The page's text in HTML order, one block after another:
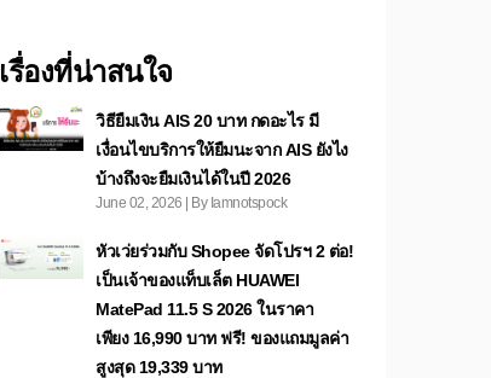
เรื่องที่น่าสนใจ
วิธียืมเงิน AIS 20 บาท กดอะไร มี
เงื่อนไขบริการให้ยืมนะจาก AIS ยังไง
บ้างถึงจะยืมเงินได้ในปี 2026
June 02, 2026 | By Iamnotspock
หัวเว่ยร่วมกับ Shopee จัดโปรฯ 2 ต่อ!
เป็นเจ้าของแท็บเล็ต HUAWEI
MatePad 11.5 S 2026 ในราคา
เพียง 16,990 บาท ฟรี! ของแถมมูลค่า
สูงสุด 19,339 บาท